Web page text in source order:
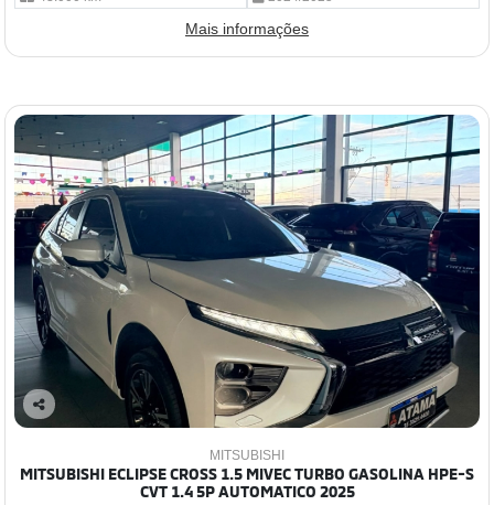
Mais informações
Co
lhe
MITSUBISHI
MITSUBISHI ECLIPSE CROSS 1.5 MIVEC TURBO GASOLINA HPE-S
CVT 1.4 5P AUTOMATICO 2025